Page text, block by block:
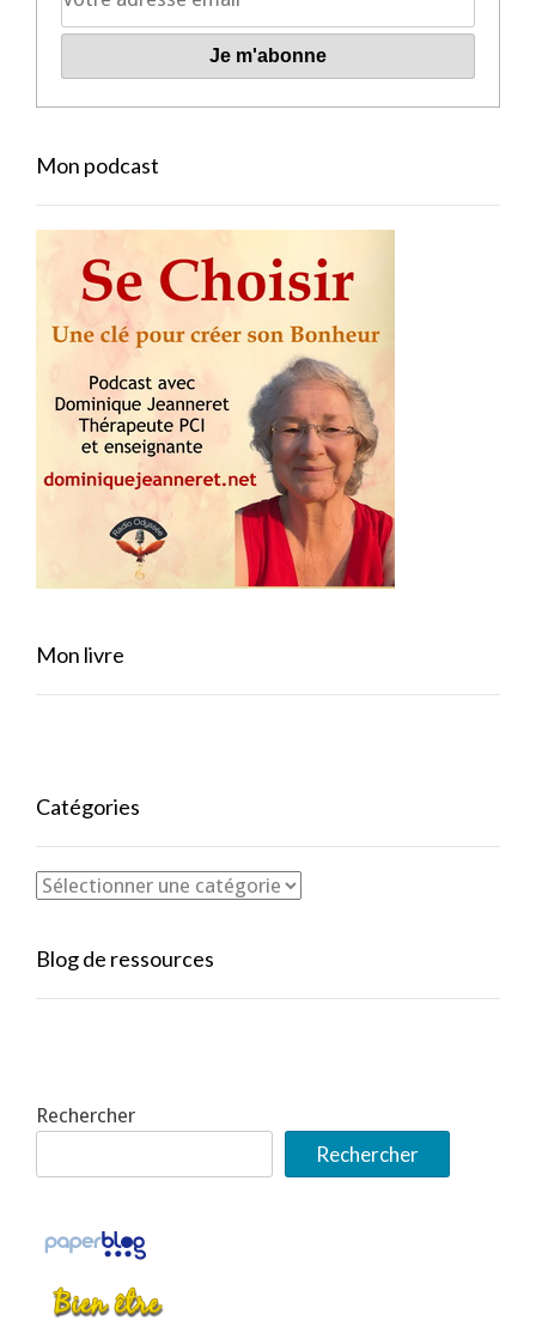
Mon podcast
Mon livre
Catégories
Blog de ressources
Rechercher
Rechercher